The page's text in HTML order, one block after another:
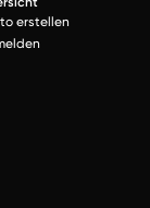
erstellen